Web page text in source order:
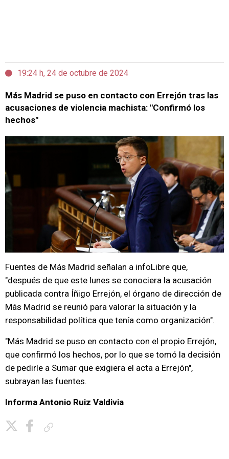
19:24 h, 24 de octubre de 2024
Más Madrid se puso en contacto con Errejón tras las
acusaciones de violencia machista: "Confirmó los
hechos"
Fuentes de Más Madrid señalan a infoLibre que,
"después de que este lunes se conociera la acusación
publicada contra Íñigo Errejón, el órgano de dirección de
Más Madrid se reunió para valorar la situación y la
responsabilidad política que tenía como organización".
"Más Madrid se puso en contacto con el propio Errejón,
que confirmó los hechos, por lo que se tomó la decisión
de pedirle a Sumar que exigiera el acta a Errejón",
subrayan las fuentes.
Informa Antonio Ruiz Valdivia